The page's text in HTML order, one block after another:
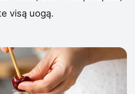
visą uogą.